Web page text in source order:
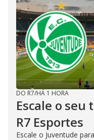
DO R7/HÁ 1 HORA
Escale o seu
R7 Esportes
Escale o Juventude